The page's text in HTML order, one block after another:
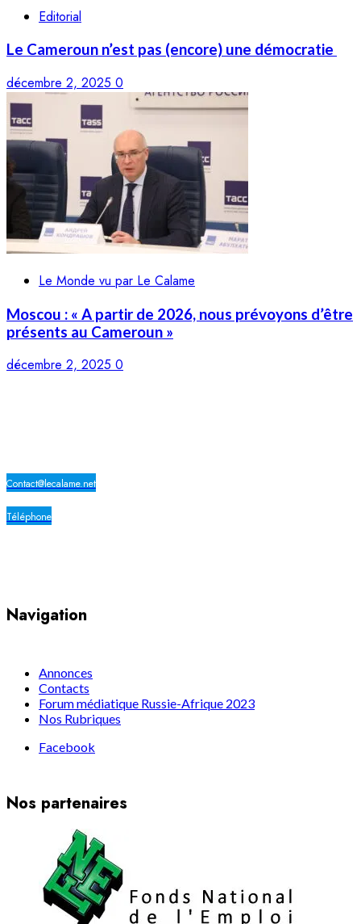
Editorial
Le Cameroun n’est pas (encore) une démocratie
décembre 2, 2025 0
Le Monde vu par Le Calame
Moscou : « A partir de 2026, nous prévoyons d’être
présents au Cameroun »
décembre 2, 2025 0
Contact@lecalame.net
Téléphone
Navigation
Annonces
Contacts
Forum médiatique Russie-Afrique 2023
Nos Rubriques
Facebook
Nos partenaires